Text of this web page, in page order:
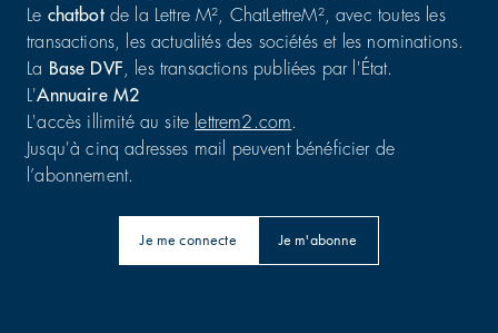
Le chatbotde la Lettre M², ChatLettreM², avec toutes les
transactions, les actualités des sociétés et les nominations.
La Base DVF , les transactions publiées par l'État.
L'Annuaire M2
L'accès illimité au site lettrem2.com.
Jusqu'à cinq adresses mail peuvent bénéficier de
l’abonnement.
Je me connecte Je m'abonne